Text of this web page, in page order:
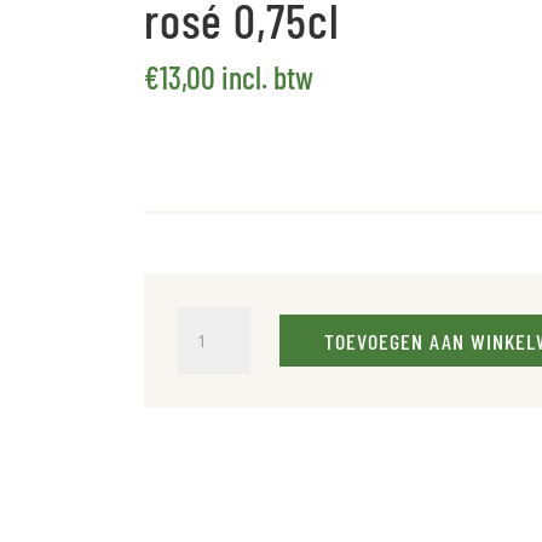
rosé 0,75cl
€13,00 incl. btw
Camplazens
TOEVOEGEN AAN